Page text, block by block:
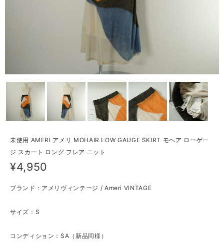
未使用 AMERI アメリ MOHAIR LOW GAUGE SKIRT モヘア ローゲー
ジ スカート ロング フレア ニット
¥4,950
ブランド：アメリヴィンテージ / Ameri VINTAGE
サイズ：S
コンディション：SA（新品同様）